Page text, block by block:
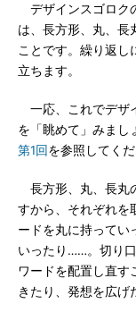
デザインスゴロク
は、長方形、丸、長
ことです。繰り返し
立ちます。
一応、これでデザ
を「眺めて」みまし
第1回を参照してくだ
長方形、丸、長丸
すから、それぞれを
ードを丸に持ってい
いったり……。切り
ワードを配置し直す
きたり、発想を広げ